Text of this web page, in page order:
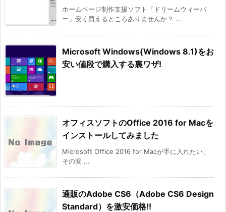
ホームページ制作支援ソフト「ドリームウィーバ
ー」安く買えるところありませんか？ ...
Microsoft Windows(Windows 8.1)をお
安い値段で購入する裏ワザ!
オフィスソフトのOffice 2016 for Macを
インストールしてみました
Microsoft Office 2016 for Macが手に入れたい、
その安 ...
通販のAdobe CS6（Adobe CS6 Design
Standard）を激安価格!!